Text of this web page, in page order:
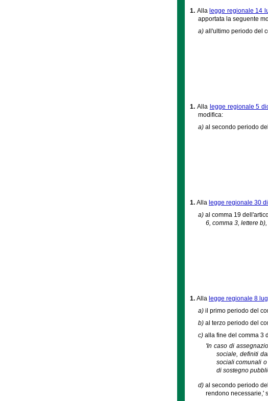
1. Alla legge regionale 14
apportata la seguente
a) all'ultimo periodo del
1. Alla legge regionale 5
modifica:
a) al secondo periodo
1. Alla legge regionale 30
a) al comma 19
6, comma 3, lettere
1. Alla legge regionale 8
a) il primo periodo del
b) al terzo periodo del
c) alla fine del comma 3
'In caso di
sociale, definiti
sociali comunali
di sostegno
d) al secondo periodo
rendono necessarie,'